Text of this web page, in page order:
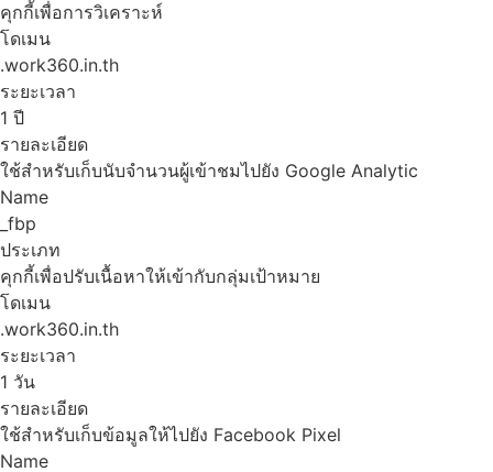
คุกกี้เพื่อการวิเคราะห์
โดเมน
.work360.in.th
ระยะเวลา
1 ปี
รายละเอียด
ใช้สำหรับเก็บนับจำนวนผู้เข้าชมไปยัง Google Analytic
Name
_fbp
ประเภท
คุกกี้เพื่อปรับเนื้อหาให้เข้ากับกลุ่มเป้าหมาย
โดเมน
.work360.in.th
ระยะเวลา
1 วัน
รายละเอียด
ใช้สำหรับเก็บข้อมูลให้ไปยัง Facebook Pixel
Name